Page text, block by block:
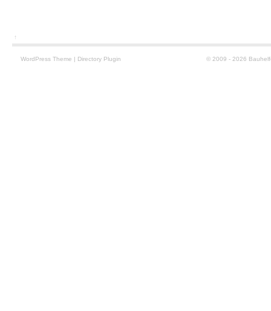
↑
© 2009 - 2026
WordPress Theme | Directory Plugin